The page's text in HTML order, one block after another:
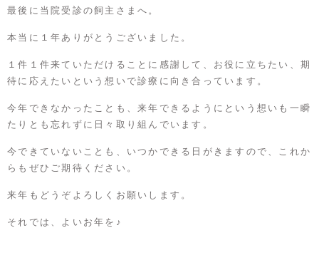
最後に当院受診の飼主さまへ。
本当に１年ありがとうございました。
１件１件来ていただけることに感謝して、お役に立ちたい、期
待に応えたいという想いで診療に向き合っています。
今年できなかったことも、来年できるようにという想いも一瞬
たりとも忘れずに日々取り組んでいます。
今できていないことも、いつかできる日がきますので、これか
らもぜひご期待ください。
来年もどうぞよろしくお願いします。
それでは、よいお年を♪